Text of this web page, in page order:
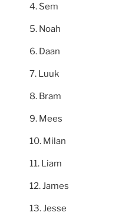
Sem
Noah
Daan
Luuk
Bram
Mees
Milan
Liam
James
Jesse